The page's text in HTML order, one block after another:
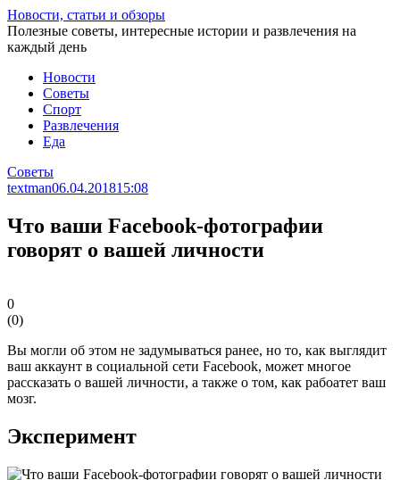
Перейти
к
статье
Новости, статьи и обзоры
Полезные советы, интересные истории и развлечения на
каждый день
Новости
Советы
Спорт
Развлечения
Еда
Советы
textman06.04.201815:08
Что ваши Facebook-фотографии
говорят о вашей личности
0
(0)
Вы могли об этом не задумываться ранее, но то, как выглядит
ваш аккаунт в социальной сети Facebook, может многое
рассказать о вашей личности, а также о том, как рабоатет ваш
мозг.
Эксперимент